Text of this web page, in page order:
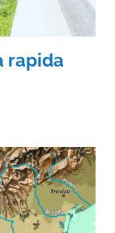
rapida